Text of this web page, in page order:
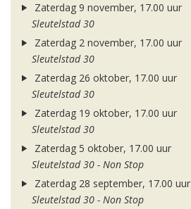
Zaterdag 9 november, 17.00 uur
Sleutelstad 30
Zaterdag 2 november, 17.00 uur
Sleutelstad 30
Zaterdag 26 oktober, 17.00 uur
Sleutelstad 30
Zaterdag 19 oktober, 17.00 uur
Sleutelstad 30
Zaterdag 5 oktober, 17.00 uur
Sleutelstad 30 - Non Stop
Zaterdag 28 september, 17.00 uur
Sleutelstad 30 - Non Stop